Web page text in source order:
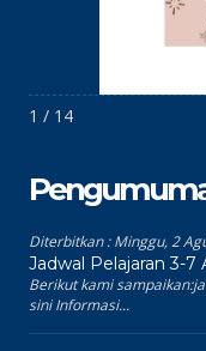
1 / 14
Diterbitkan :Minggu, 2
Jadwal Pelajaran 3-7
Berikut kami
sini Informasi...